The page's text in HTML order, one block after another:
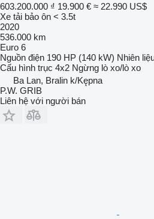
603.200.000 ₫ 19.900 € ≈ 22.990 US$
Xe tải bảo ôn < 3.5t
2020
536.000 km
Euro 6
Nguồn điện 190 HP (140 kW) Nhiên
Cấu hình trục 4x2 Ngừng lò xo/lò xo
Ba Lan, Bralin k/Kępna
P.W. GRIB
Liên hệ với người bán